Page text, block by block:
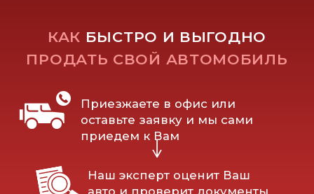
БЫСТРО, ДОРОГО, НАДЕЖНО!
Режим работы:
г. Краснодар,
проезд Репина, 12/2
Разработано web-студией